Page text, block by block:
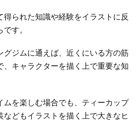
得られた知識や経験をイラストに反
す。
グジムに通えば、近くにいる方の筋
、キャラクターを描く上で重要な知
ムを楽しむ場合でも、ティーカップ
どもイラストを描く上で大きなヒ